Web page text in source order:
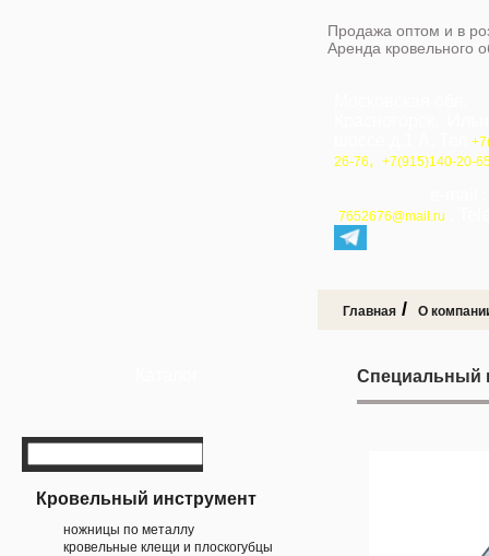
Продажа оптом и в
Аренда кровельного
26-76, +7(915)140-20-
7652676@mail.ru
Главная / О
Кровельный инструмент
ножницы по металлу
кровельные клещи и плоскогубцы
Специальный